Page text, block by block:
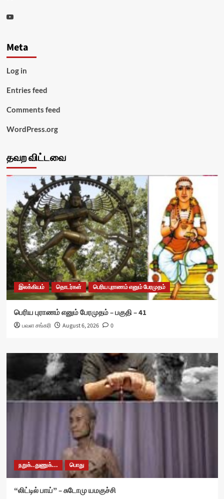
Youtube
Meta
Log in
Entries feed
Comments feed
WordPress.org
தவற விட்டவை
இலக்கியம் தொடர்கள் பெரிய புராணம் எனும் பேரமுதம்
பெரிய புராணம் எனும் பேரமுதம் – பகுதி – 41
பவள சங்கரி August 6, 2026 0
நறுக்..துணுக்... பொது
“லிட்டில் பாய்” – சுடோமு யமகுச்சி